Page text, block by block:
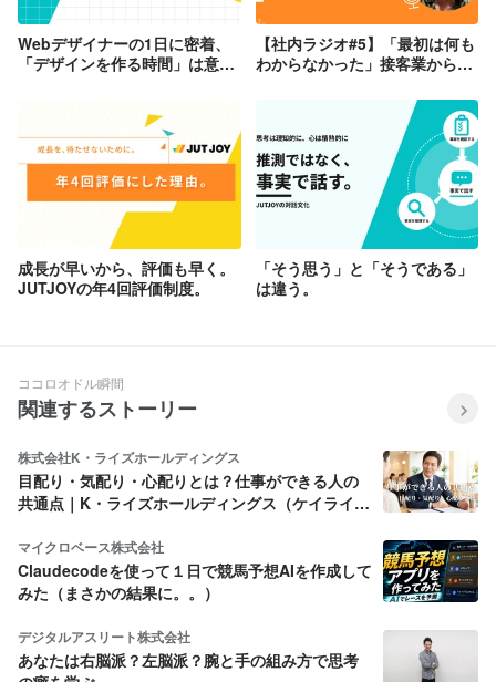
Webデザイナーの1日に密着、
「デザインを作る時間」は意外
【社内ラジオ#5】「最初は何も
わからなかった」接客業から
成長が早いから、評価も早く。
JUTJOYの年4回評価制度。
「そう思う」と「そうである」
は違う。
ココロオドル瞬間
関連するストーリー
株式会社K・ライズホールディングス
目配り・気配り・心配りとは？仕事ができる人の
共通点｜K・ライズホールディングス（ケイライ
マイクロベース株式会社
Claudecodeを使って１日で競馬予想AIを作成して
みた（まさかの結果に。。）
デジタルアスリート株式会社
あなたは右脳派？左脳派？腕と手の組み方で思考